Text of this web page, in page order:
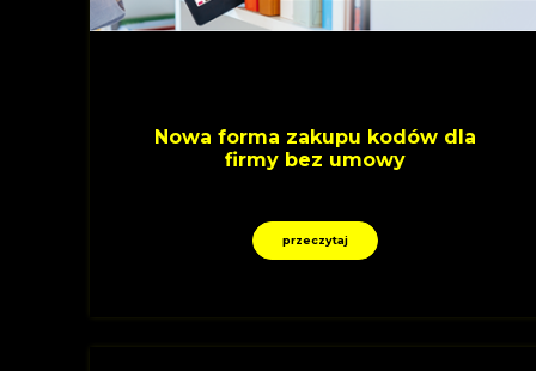
Nowa forma zakupu kodów dla
firmy bez umowy
przeczytaj